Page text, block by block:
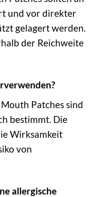
und vor direkter
gelagert werden.
der Reichweite
Patches sind
bestimmt. Die
Wirksamkeit
von
allergische